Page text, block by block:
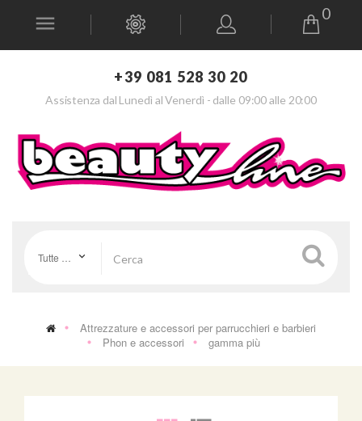
+39 081 528 30 20
Assistenza dal Lunedì al Venerdì - dalle 09:00 alle 20:00
0
Attrezzature e accessori per parrucchieri e barbieri
Phon e accessori
gamma più